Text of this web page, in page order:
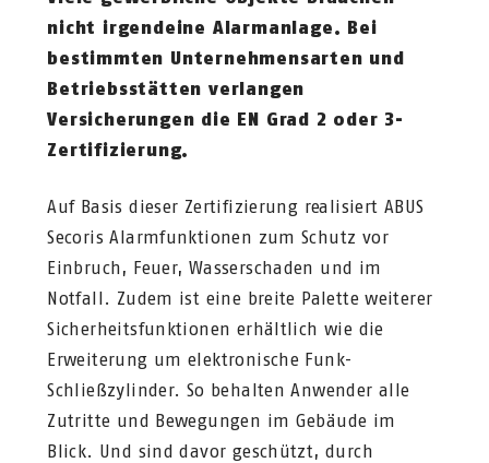
nicht irgendeine Alarmanlage. Bei
bestimmten Unternehmensarten und
Betriebsstätten verlangen
Versicherungen die EN Grad 2 oder 3-
Zertifizierung.
Auf Basis dieser Zertifizierung realisiert ABUS
Secoris Alarmfunktionen zum Schutz vor
Einbruch, Feuer, Wasserschaden und im
Notfall. Zudem ist eine breite Palette weiterer
Sicherheitsfunktionen erhältlich wie die
Erweiterung um elektronische Funk-
Schließzylinder. So behalten Anwender alle
Zutritte und Bewegungen im Gebäude im
Blick. Und sind davor geschützt, durch